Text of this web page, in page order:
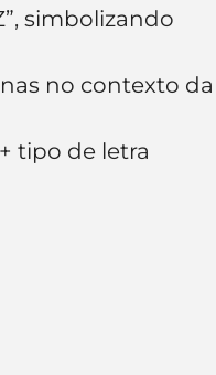
simbolizando
no contexto da
tipo de letra